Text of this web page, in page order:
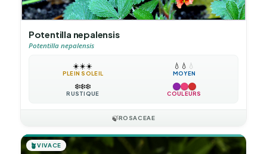
Potentilla nepalensis
Potentilla nepalensis
☀️☀️☀️
PLEIN SOLEIL
💧 💧 💧
MOYEN
❄️❄️❄️
RUSTIQUE COULEURS
🍃ROSACEAE
🪴VIVACE